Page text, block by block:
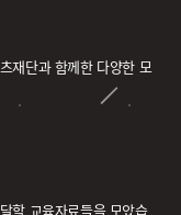
재단과 함께한 다양한 모
할 교육자료들을 모았습